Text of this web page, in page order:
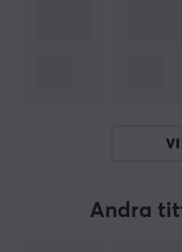
Vårt artikelnummer:
OM VARUMÄRKET
Andra